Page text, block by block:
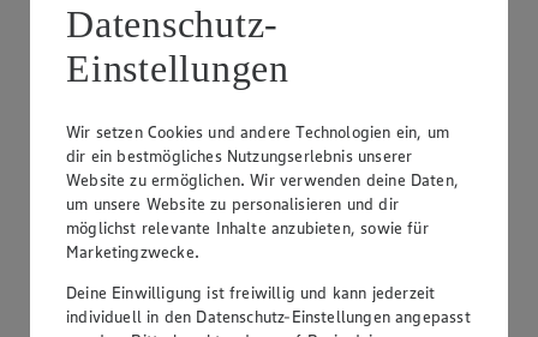
Mehr laden
Angebot:Rustikales Baguette Zwiebel oder
Peperoni
Gültig ab 08.08.2026
0.79
Rabattierter Preis von 0.79€ (Insgesamt -20%
Rabatt)
mit knuspriger Kruste, 300g Laib, (1kg = 2,63)
Datenschutz-
Einstellungen
Wir setzen Cookies und andere Technologien ein, um
dir ein bestmögliches Nutzungserlebnis unserer
Website zu ermöglichen. Wir verwenden deine Daten,
um unsere Website zu personalisieren und dir
möglichst relevante Inhalte anzubieten, sowie für
Marketingzwecke.
Deine Einwilligung ist freiwillig und kann jederzeit
individuell in den Datenschutz-Einstellungen angepasst